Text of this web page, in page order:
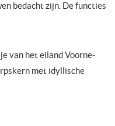
bedacht zijn. De functies
van het eiland Voorne-
met idyllische